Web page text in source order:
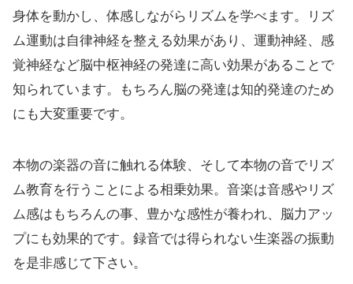
身体を動かし、体感しながらリズムを学べます。リズ
ム運動は自律神経を整える効果があり、運動神経、感
覚神経など脳中枢神経の発達に高い効果があることで
知られています。もちろん脳の発達は知的発達のため
にも大変重要です。
本物の楽器の音に触れる体験、そして本物の音でリズ
ム教育を行うことによる相乗効果。音楽は音感やリズ
ム感はもちろんの事、豊かな感性が養われ、脳力アッ
プにも効果的です。録音では得られない生楽器の振動
を是非感じて下さい。